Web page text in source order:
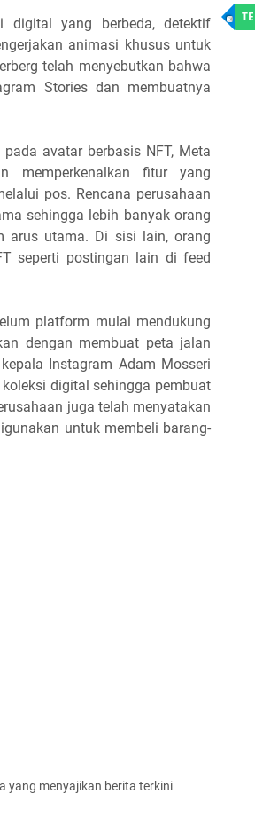
digital yang berbeda, detektif
animasi khusus untuk
telah menyebutkan bahwa
Stories dan membuatnya
avatar berbasis NFT, Meta
memperkenalkan fitur yang
pos. Rencana perusahaan
sehingga lebih banyak orang
arus utama. Di sisi lain, orang
seperti postingan lain di feed
platform mulai mendukung
dengan membuat peta jalan
Instagram Adam Mosseri
digital sehingga pembuat
juga telah menyatakan
untuk membeli barang-
yang menyajikan berita terkini